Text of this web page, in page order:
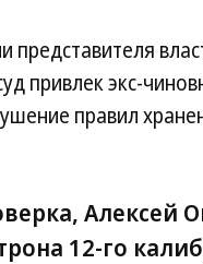
привлек экс-
правил
Алексей
12-го